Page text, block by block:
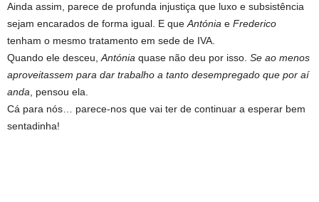
Ainda assim, parece de profunda injustiça que luxo e subsistência
sejam encarados de forma igual. E queAntónia e Frederico
tenham o mesmo tratamento em sede de IVA.
Quando ele desceu,Antónia quase não deu por isso. Se ao menos
aproveitassem para dar trabalho a tanto desempregado que por aí
anda, pensou ela.
Cá para nós… parece-nos que vai ter de continuar a esperar bem
sentadinha!